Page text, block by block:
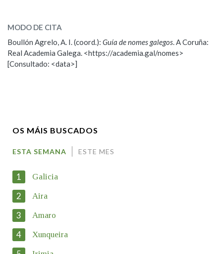
Observación
Nome
Motivación
MODO DE CITA
Boullón Agrelo, A. I. (coord.): Guía de nomes galegos. A Coruña:
Real Academia Galega. <https://academia.gal/nomes>
[Consultado: <data>]
OS MÁIS BUSCADOS
ESTA SEMANA ESTE MES
1 Galicia
2 Aira
3 Amaro
4 Xunqueira